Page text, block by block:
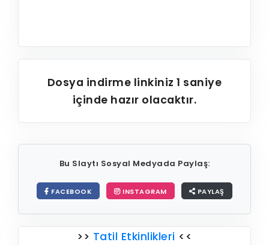
Dosya indirme linkiniz1 saniye
içinde hazır olacaktır.
Bu Slaytı Sosyal Medyada Paylaş:
FACEBOOK INSTAGRAM PAYLAŞ
>> Tatil Etkinlikleri <<